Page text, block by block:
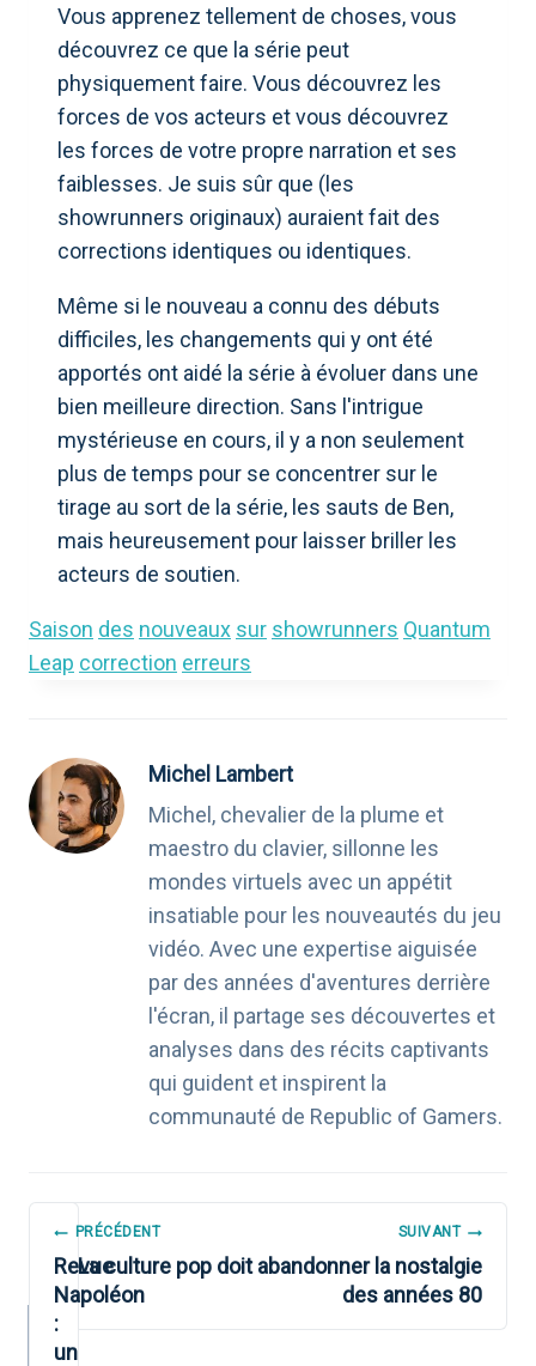
Vous apprenez tellement de choses, vous
découvrez ce que la série peut
physiquement faire. Vous découvrez les
forces de vos acteurs et vous découvrez
les forces de votre propre narration et ses
faiblesses. Je suis sûr que (les
showrunners originaux) auraient fait des
corrections identiques ou identiques.
Même si le nouveau a connu des débuts
difficiles, les changements qui y ont été
apportés ont aidé la série à évoluer dans une
bien meilleure direction. Sans l'intrigue
mystérieuse en cours, il y a non seulement
plus de temps pour se concentrer sur le
tirage au sort de la série, les sauts de Ben,
mais heureusement pour laisser briller les
acteurs de soutien.
Saison des nouveaux sur showrunners Quantum
Leap correction erreurs
Michel Lambert
Michel, chevalier de la plume et
maestro du clavier, sillonne les
mondes virtuels avec un appétit
insatiable pour les nouveautés du jeu
vidéo. Avec une expertise aiguisée
par des années d'aventures derrière
l'écran, il partage ses découvertes et
analyses dans des récits captivants
qui guident et inspirent la
communauté de Republic of Gamers.
NAVIGATION
DE
L’ARTICLE
PRÉCÉDENT
Revue
Napoléon
:
un
SUIVANT
La culture pop doit abandonner la nostalgie
des années 80